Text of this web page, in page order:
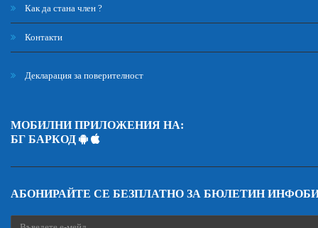
Как да стана член ?
Контакти
Декларация за поверителност
МОБИЛНИ ПРИЛОЖЕНИЯ НА:
БГ БАРКОД
АБОНИРАЙТЕ СЕ БЕЗПЛАТНО ЗА БЮЛЕТИН